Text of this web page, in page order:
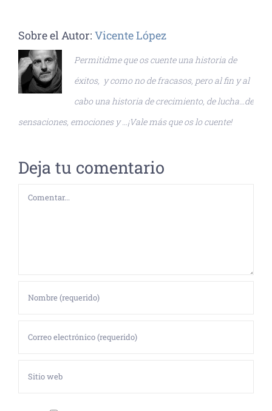
Sobre el Autor: Vicente López
Permitidme que os cuente una historia de
éxitos, y como no de fracasos, pero al fin y al
cabo una historia de crecimiento, de lucha…de
sensaciones, emociones y …¡Vale más que os lo cuente!
Deja tu comentario
Comentar